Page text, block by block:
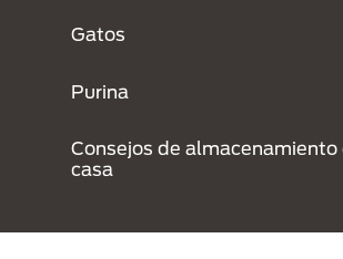
Gatos
Purina
Consejos de almacenamiento
casa